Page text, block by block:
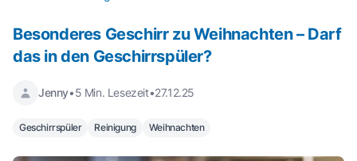
Besonderes Geschirr zu Weihnachten – Darf
das in den Geschirrspüler?
Jenny•5 Min. Lesezeit•27.12.25
Geschirrspüler Reinigung Weihnachten